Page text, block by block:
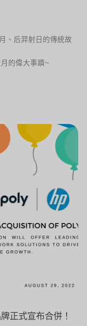
、后羿射日的傳統故
的偉大事蹟~
正式宣布合併！